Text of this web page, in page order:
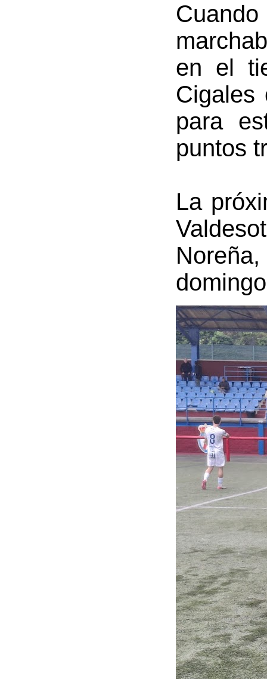
en el
Cigales
para
puntos
La